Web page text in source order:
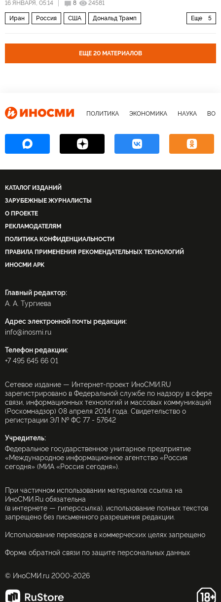
16 ЯНВАРЯ, 05:14 8 24581
Еще 5
Иран Россия США Дональд Трамп
Республиканская партия Политика НАТО
ЕЩЕ 20 МАТЕРИАЛОВ
ПОЛИТИКА ЭКОНОМИКА НАУКА
КАТАЛОГ ИЗДАНИЙ
ЗАРУБЕЖНЫЕ ЖУРНАЛИСТЫ
О ПРОЕКТЕ
РЕКЛАМОДАТЕЛЯМ
ПОЛИТИКА КОНФИДЕНЦИАЛЬНОСТИ
ПРАВИЛА ПРИМЕНЕНИЯ РЕКОМЕНДАТЕЛЬНЫХ ТЕХНОЛОГИЙ
ИНОСМИ APK
Главный редактор:
А. А. Тургиева
Адрес электронной почты редакции:
info@inosmi.ru
Телефон редакции:
+7 495 645 66 01
Сетевое издание — Интернет-проект ИноСМИ.RU
зарегистрировано в Федеральной службе по надзору в сфере
связи, информационных технологий и массовых коммуникаций
(Роскомнадзор) 08 апреля 2014 года. Свидетельство о
регистрации ЭЛ № ФС 77 - 57642
Учредитель:
Федеральное государственное унитарное предприятие
«Международное информационное агентство «Россия
сегодня» (МИА «Россия сегодня»).
При частичном использовании материалов ссылка на
ИноСМИ.Ru обязательна
(в интернете — гиперссылка), использование полных текстов
запрещено без письменного разрешения редакции.
Использование переводов в коммерческих целях запрещено
Форма обратной связи по защите персональных данных
© ИноСМИ.ru 2000-2026